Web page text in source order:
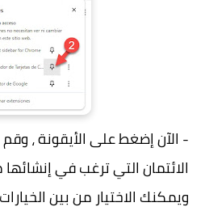
- الآن إضغط على الأيقونة ، وقم
الائتمان التي ترغب في